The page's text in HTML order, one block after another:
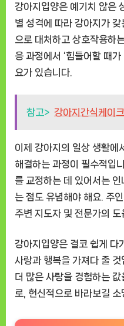
강아지입양은 예기치 않은
별 성격에 따라 강아지가
으로 대처하고 상호작용하
응 과정에서 ‘힘들어할 때
요가 있습니다.
참고> 강아지간식케이
이제 강아지의 일상 생활에
해결하는 과정이 필수적입
를 교정하는 데 있어서는
는 점도 유념해야 해요. 주
주변 지도자 및 전문가의
강아지입양은 결코 쉽게 다
사랑과 행복을 가져다 줄
더 많은 사랑을 경험하는
로, 헌신적으로 바라보길 소